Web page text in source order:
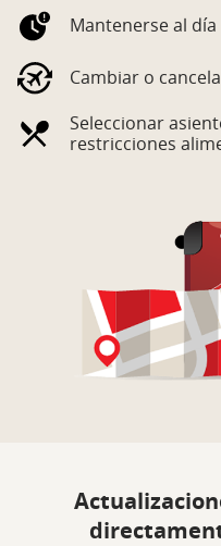
Mantenerse al
Cambiar o
Seleccionar
restricciones